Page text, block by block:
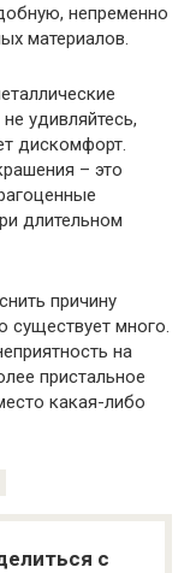
непременно
материалов.
удивляйтесь,
дискомфорт.
– это
длительном
причину
существует много.
на
пристальное
какая-либо
с